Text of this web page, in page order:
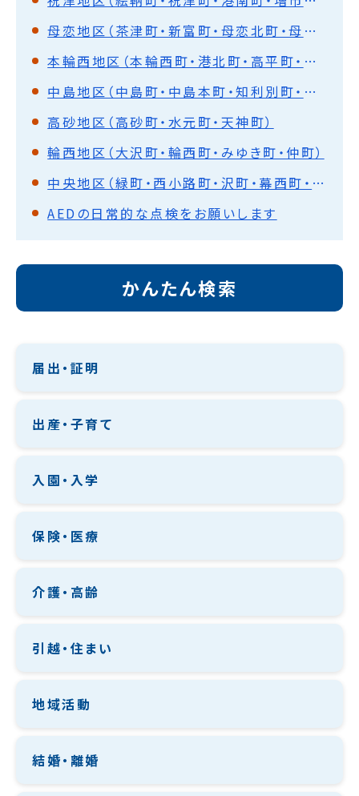
母恋地区（茶津町・新富町・母恋北町・母恋南町・御前水町・御崎町）
本輪西地区（本輪西町・港北町・高平町・柏木町・陣屋町・幌萌町・神代町・香川町）
中島地区（中島町・中島本町・知利別町・宮の森町・八丁平）
高砂地区（高砂町・水元町・天神町）
輪西地区（大沢町・輪西町・みゆき町・仲町）
中央地区（緑町・西小路町・沢町・幕西町・海岸町・中央町・常盤町・清水町・幸町・本町・栄町・舟見町・山手町・入江町）
AEDの日常的な点検をお願いします
かんたん検索
届出・証明
出産・子育て
入園・入学
保険・医療
介護・高齢
引越・住まい
地域活動
結婚・離婚